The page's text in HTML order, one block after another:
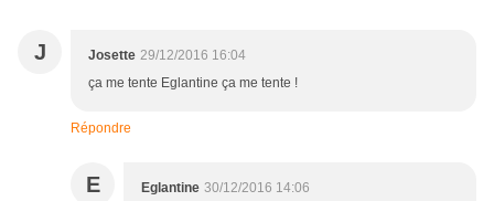
J Josette 29/12/2016 16:04
ça me tente Eglantine ça me tente !
Répondre
E Eglantine 30/12/2016 14:06